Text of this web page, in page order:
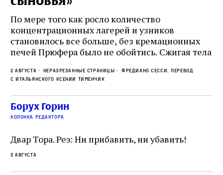
По мере того как росло количество
концентрационных лагерей и узников
становилось все больше, без кремационных
печей Прюфера было не обойтись. Cжигая тела
верны своему архаичному культу смерти, но и
скрывали от населения соседних городов,
сколько узников погибало каждый день в этих
жутких местах
2 августа Неразрезанные страницы
Фредиано Сесси. Перевод
с итальянского Ксении Тименчик
Борух Горин
колонка редактора
Двар Тора. Реэ: Ни прибавить, ни убавить!
3 августа